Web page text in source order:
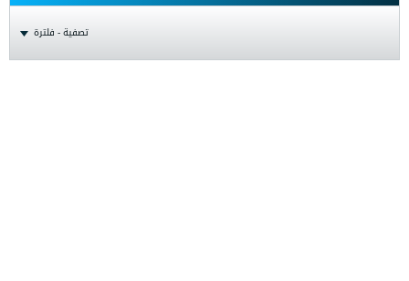
تصفية - فلترة